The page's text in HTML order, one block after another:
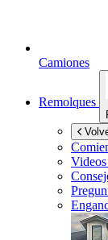
Camiones
Remolques